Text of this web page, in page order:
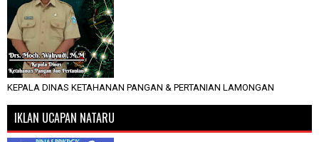
KEPALA DINAS KETAHANAN PANGAN & PERTANIAN LAMONGAN
IKLAN UCAPAN NATARU